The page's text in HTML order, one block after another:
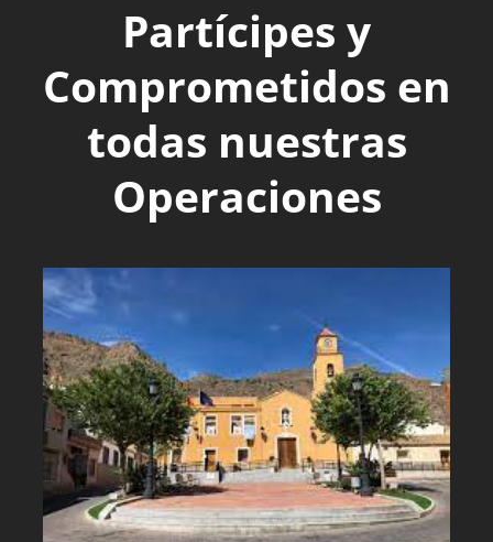
Partícipes y
Comprometidos en
todas nuestras
Operaciones